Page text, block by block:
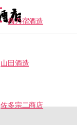
梅乃宿酒造
山田酒造
佐多宗二商店